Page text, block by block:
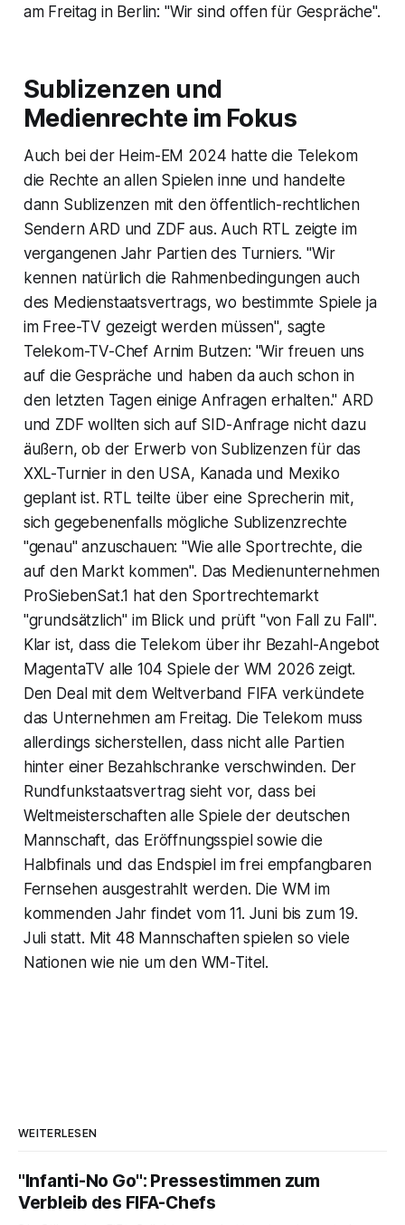
am Freitag in Berlin: "Wir sind offen für Gespräche".
Sublizenzen und
Medienrechte im Fokus
Auch bei der Heim-EM 2024 hatte die Telekom
die Rechte an allen Spielen inne und handelte
dann Sublizenzen mit den öffentlich-rechtlichen
Sendern ARD und ZDF aus. Auch RTL zeigte im
vergangenen Jahr Partien des Turniers. "Wir
kennen natürlich die Rahmenbedingungen auch
des Medienstaatsvertrags, wo bestimmte Spiele ja
im Free-TV gezeigt werden müssen", sagte
Telekom-TV-Chef Arnim Butzen: "Wir freuen uns
auf die Gespräche und haben da auch schon in
den letzten Tagen einige Anfragen erhalten." ARD
und ZDF wollten sich auf SID-Anfrage nicht dazu
äußern, ob der Erwerb von Sublizenzen für das
XXL-Turnier in den USA, Kanada und Mexiko
geplant ist. RTL teilte über eine Sprecherin mit,
sich gegebenenfalls mögliche Sublizenzrechte
"genau" anzuschauen: "Wie alle Sportrechte, die
auf den Markt kommen". Das Medienunternehmen
ProSiebenSat.1 hat den Sportrechtemarkt
"grundsätzlich" im Blick und prüft "von Fall zu Fall".
Klar ist, dass die Telekom über ihr Bezahl-Angebot
MagentaTV alle 104 Spiele der WM 2026 zeigt.
Den Deal mit dem Weltverband FIFA verkündete
das Unternehmen am Freitag. Die Telekom muss
allerdings sicherstellen, dass nicht alle Partien
hinter einer Bezahlschranke verschwinden. Der
Rundfunkstaatsvertrag sieht vor, dass bei
Weltmeisterschaften alle Spiele der deutschen
Mannschaft, das Eröffnungsspiel sowie die
Halbfinals und das Endspiel im frei empfangbaren
Fernsehen ausgestrahlt werden. Die WM im
kommenden Jahr findet vom 11. Juni bis zum 19.
Juli statt. Mit 48 Mannschaften spielen so viele
Nationen wie nie um den WM-Titel.
WEITERLESEN
"Infanti-No Go": Pressestimmen zum
Verbleib des FIFA-Chefs